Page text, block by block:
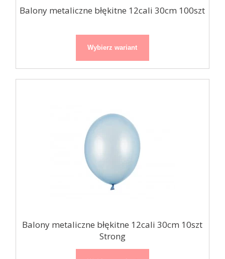
Balony metaliczne błękitne 12cali 30cm 100szt
Wybierz wariant
Balony metaliczne błękitne 12cali 30cm 10szt
Strong